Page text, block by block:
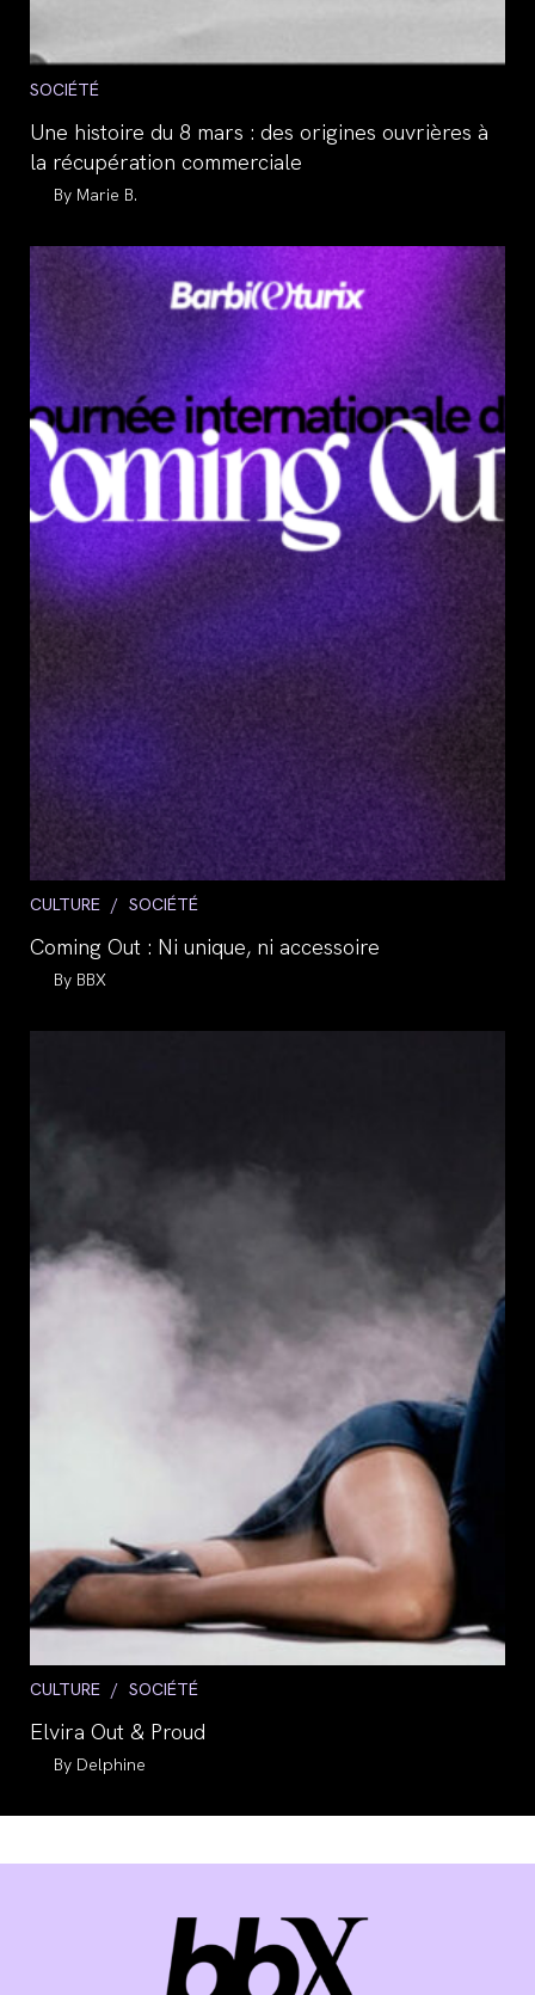
Post
SOCIÉTÉ
Une histoire du 8 mars : des origines ouvrières à
la récupération commerciale
Auteur/autrice
publication :
Marie B.
Post
CULTURE / SOCIÉTÉ
Coming Out : Ni unique, ni accessoire
Auteur/autrice
la
BBX
Post
CULTURE / SOCIÉTÉ
Elvira Out & Proud
Auteur/autrice
la
Delphine